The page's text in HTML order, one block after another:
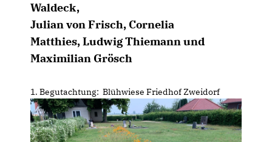
Waldeck,
Julian von Frisch, Cornelia
Matthies, Ludwig Thiemann und
Maximilian Grösch
1. Begutachtung: Blühwiese Friedhof Zweidorf